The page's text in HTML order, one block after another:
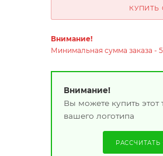
КУПИТЬ
Внимание!
Минимальная сумма заказа -
Внимание!
Вы можете купить этот
вашего логотипа